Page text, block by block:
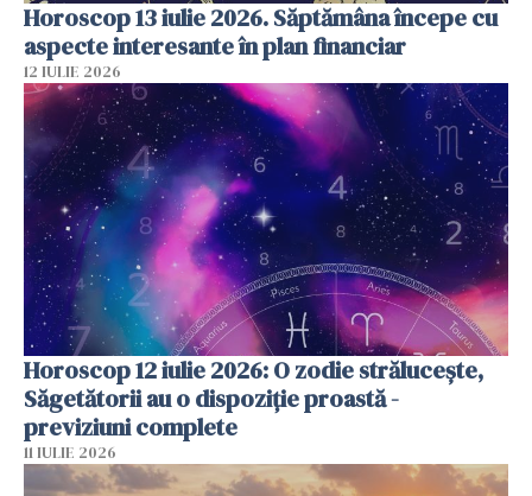
Horoscop 13 iulie 2026. Săptămâna începe cu
aspecte interesante în plan financiar
12 IULIE 2026
Horoscop 12 iulie 2026: O zodie strălucește,
Săgetătorii au o dispoziție proastă -
previziuni complete
11 IULIE 2026